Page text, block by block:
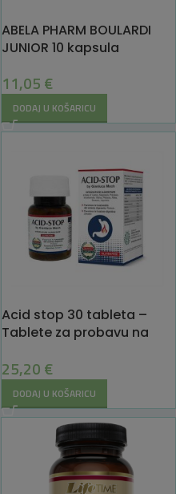
ABELA PHARM BOULARDI
JUNIOR 10 kapsula
11,05 €
DODAJ U KOŠARICU
Acid stop 30 tableta –
Tablete za probavu na
25,20 €
DODAJ U KOŠARICU